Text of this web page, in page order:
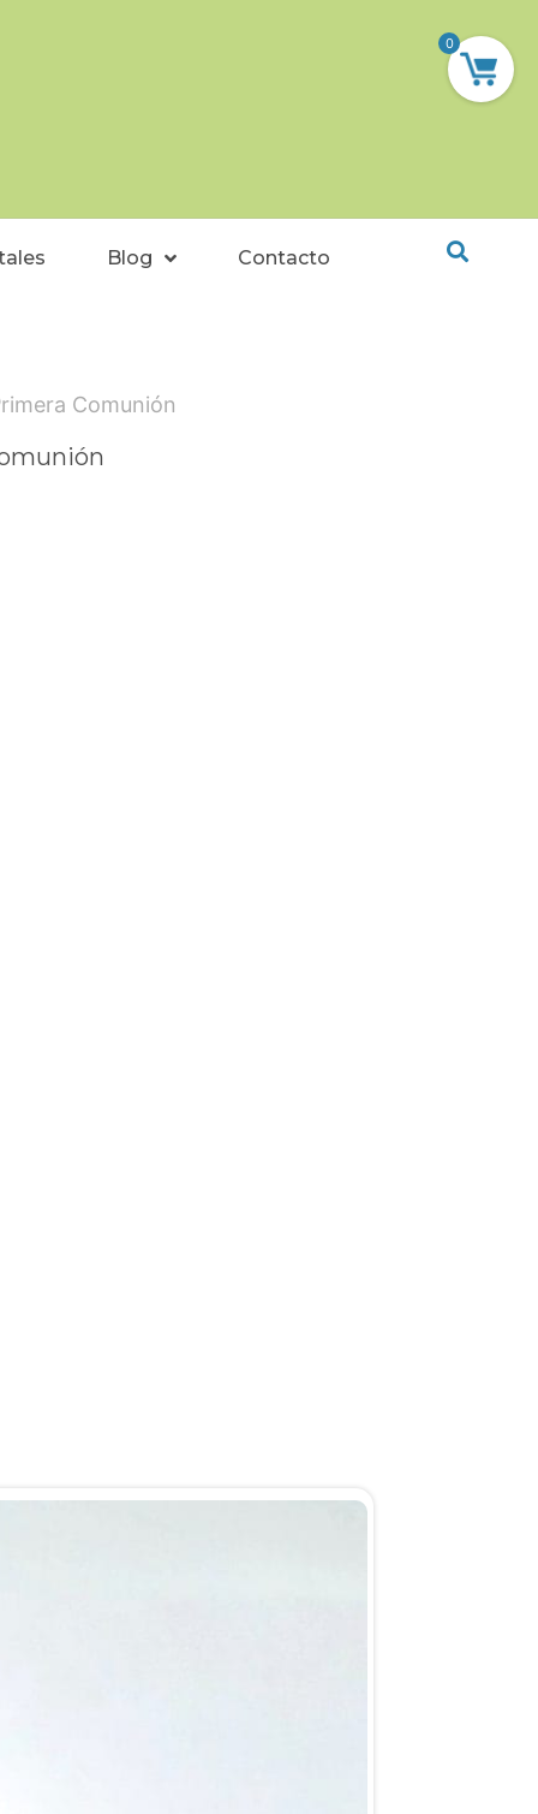
Blog Contacto
Comunión
0